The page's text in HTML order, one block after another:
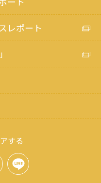
レポート
する